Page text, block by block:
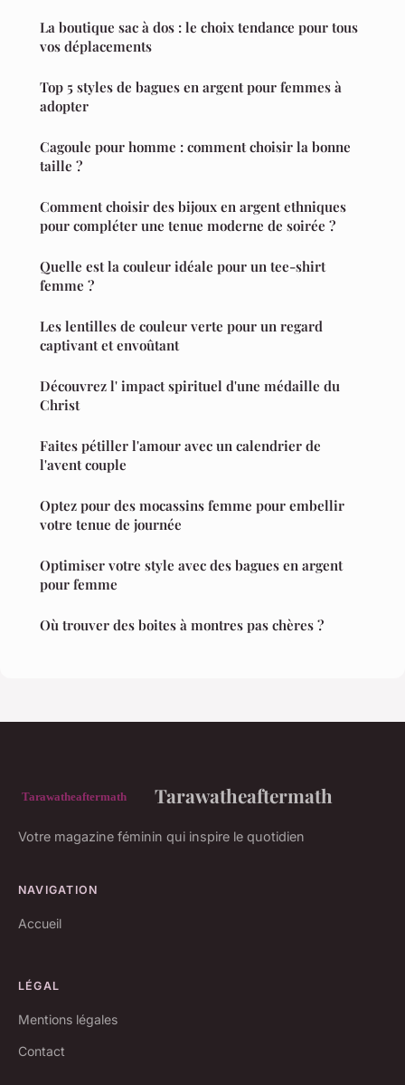
La boutique sac à dos : le choix tendance pour tous
vos déplacements
Top 5 styles de bagues en argent pour femmes à
adopter
Cagoule pour homme : comment choisir la bonne
taille ?
Comment choisir des bijoux en argent ethniques
pour compléter une tenue moderne de soirée ?
Quelle est la couleur idéale pour un tee-shirt
femme ?
Les lentilles de couleur verte pour un regard
captivant et envoûtant
Découvrez l' impact spirituel d'une médaille du
Christ
Faites pétiller l'amour avec un calendrier de
l'avent couple
Optez pour des mocassins femme pour embellir
votre tenue de journée
Optimiser votre style avec des bagues en argent
pour femme
Où trouver des boites à montres pas chères ?
Tarawatheaftermath
Votre magazine féminin qui inspire le quotidien
NAVIGATION
Accueil
LÉGAL
Mentions légales
Contact